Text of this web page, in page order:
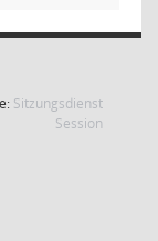
Sitzungsdienst
Session